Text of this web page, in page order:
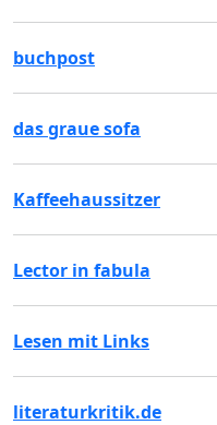
buchpost
das graue sofa
Kaffeehaussitzer
Lector in fabula
Lesen mit Links
literaturkritik.de